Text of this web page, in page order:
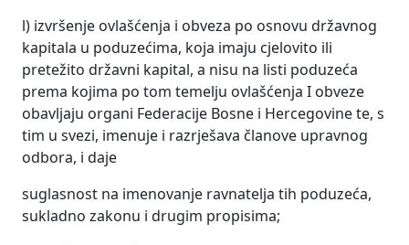
l) izvršenje ovlašćenja i obveza po osnovu državnog
kapitala u poduzećima, koja imaju cjelovito ili
pretežito državni kapital, a nisu na listi poduzeća
prema kojima po tom temelju ovlašćenja I obveze
obavljaju organi Federacije Bosne i Hercegovine te, s
tim u svezi, imenuje i razrješava članove upravnog
odbora, i daje
suglasnost na imenovanje ravnatelja tih poduzeća,
sukladno zakonu i drugim propisima;